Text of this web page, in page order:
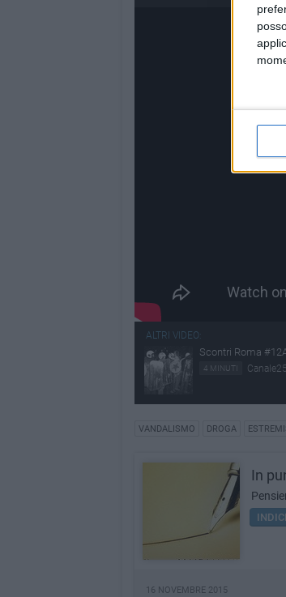
ALTRI VIDEO:
Scontri Roma
4 MINUTI Canale25
VANDALISMO DROGA
In
16 NOVEMBRE 2015